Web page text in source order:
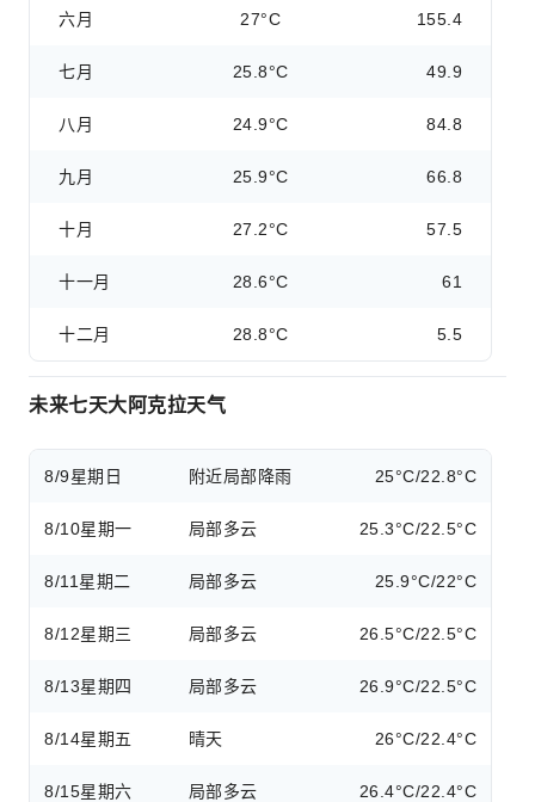
六月 27°C 155.4
七月 25.8°C 49.9
八月 24.9°C 84.8
九月 25.9°C 66.8
十月 27.2°C 57.5
十一月 28.6°C 61
十二月 28.8°C 5.5
未来七天大阿克拉天气
8/9星期日 附近局部降雨 25°C/22.8°C
8/10星期一 局部多云 25.3°C/22.5°C
8/11 星期二 局部多云 25.9°C/22°C
8/12星期三 局部多云 26.5°C/22.5°C
8/13星期四 局部多云 26.9°C/22.5°C
8/14星期五 晴天 26°C/22.4°C
8/15星期六 局部多云 26.4°C/22.4°C